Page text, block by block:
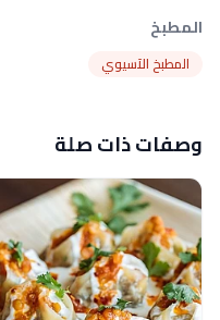
المطبخ
المطبخ الآسيوي
وصفات ذات صلة